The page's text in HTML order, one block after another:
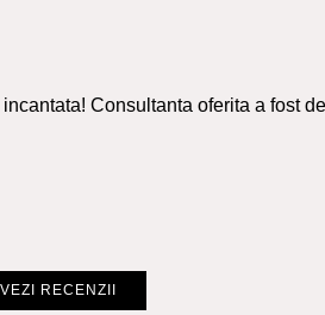
Consultanta oferita a fost
VEZI RECENZII